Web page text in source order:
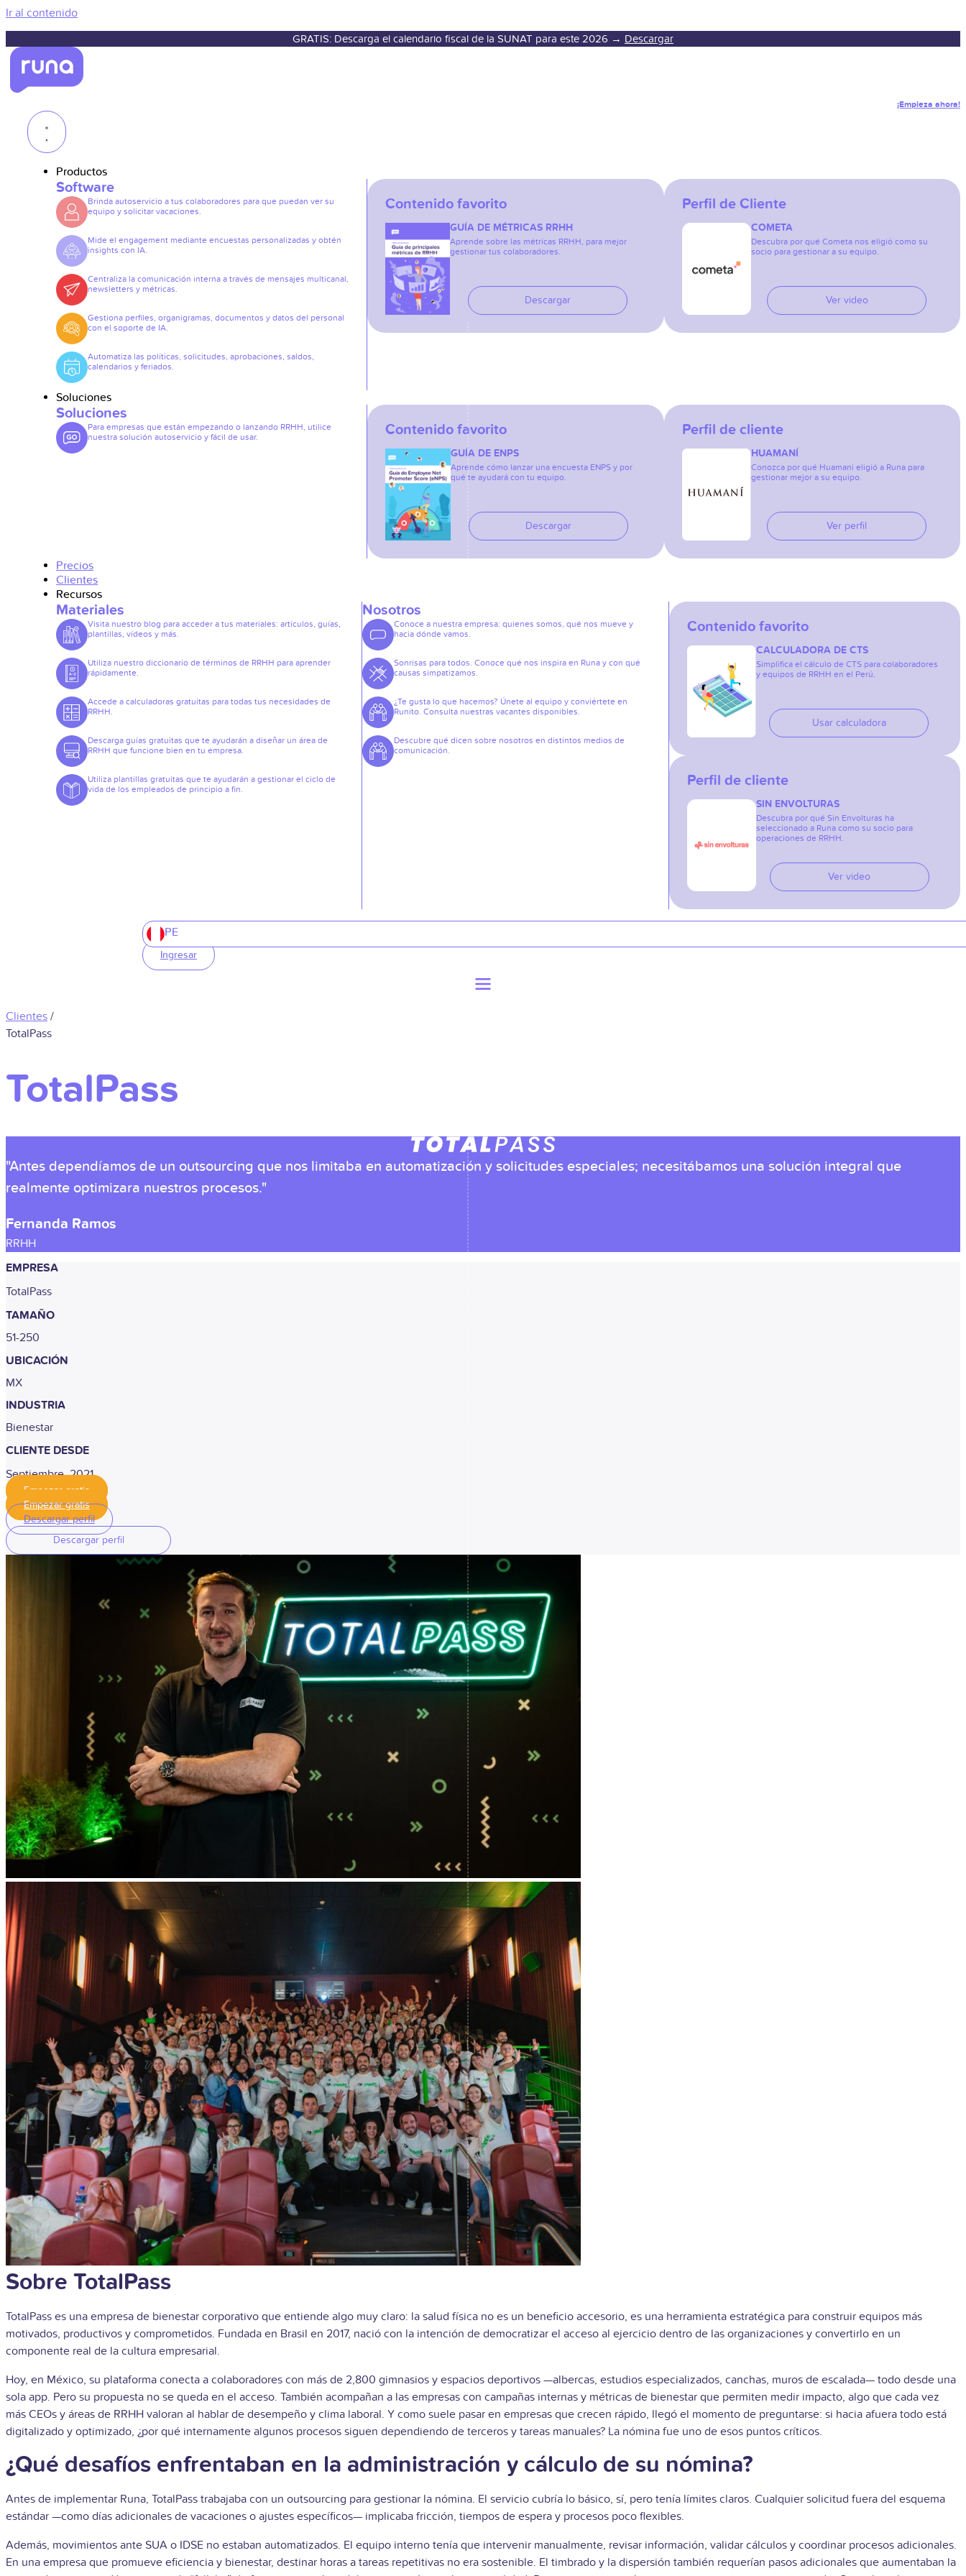
Ir al contenido
GRATIS: Descarga el calendario fiscal de la SUNAT para este 2026 → Descargar
¡Empieza ahora!
Productos
Software
Brinda autoservicio a tus colaboradores para que puedan ver su
equipo y solicitar vacaciones.
Mide el engagement mediante encuestas personalizadas y obtén
insights con IA.
Centraliza la comunicación interna a través de mensajes multicanal,
newsletters y métricas.
Gestiona perfiles, organigramas, documentos y datos del personal
con el soporte de IA.
Automatiza las políticas, solicitudes, aprobaciones, saldos,
calendarios y feriados.
Contenido favorito
GUÍA DE MÉTRICAS RRHH
Aprende sobre las métricas RRHH, para mejor
gestionar tus colaboradores.
Descargar
Perfil de Cliente
COMETA
Descubra por qué Cometa nos eligió como su
socio para gestionar a su equipo.
Ver video
Soluciones
Soluciones
Para empresas que están empezando o lanzando RRHH, utilice
nuestra solución autoservicio y fácil de usar.
Contenido favorito
GUÍA DE ENPS
Aprende cómo lanzar una encuesta ENPS y por
qué te ayudará con tu equipo.
Descargar
Perfil de cliente
HUAMANÍ
Conozca por qué Huamani eligió a Runa para
gestionar mejor a su equipo.
Ver perfil
Precios
Clientes
Recursos
Materiales
Visita nuestro blog para acceder a tus materiales: artículos, guías,
plantillas, vídeos y más.
Utiliza nuestro diccionario de términos de RRHH para aprender
rápidamente.
Accede a calculadoras gratuitas para todas tus necesidades de
RRHH.
Descarga guías gratuitas que te ayudarán a diseñar un área de
RRHH que funcione bien en tu empresa.
Utiliza plantillas gratuitas que te ayudarán a gestionar el ciclo de
vida de los empleados de principio a fin.
Nosotros
Conoce a nuestra empresa: quienes somos, qué nos mueve y
hacia dónde vamos.
Sonrisas para todos. Conoce qué nos inspira en Runa y con qué
causas simpatizamos.
¿Te gusta lo que hacemos? Únete al equipo y conviértete en
Runito. Consulta nuestras vacantes disponibles.
Descubre qué dicen sobre nosotros en distintos medios de
comunicación.
Contenido favorito
CALCULADORA DE CTS
Simplifica el cálculo de CTS para colaboradores
y equipos de RRHH en el Perú.
Usar calculadora
Perfil de cliente
SIN ENVOLTURAS
Descubra por qué Sin Envolturas ha
seleccionado a Runa como su socio para
operaciones de RRHH.
Ver video
PE
Ingresar
Clientes /
TotalPass
TotalPass
"Antes dependíamos de un outsourcing que nos limitaba en automatización y solicitudes especiales; necesitábamos una solución integral que
realmente optimizara nuestros procesos."
Fernanda Ramos
RRHH
EMPRESA
TotalPass
TAMAÑO
51-250
UBICACIÓN
MX
INDUSTRIA
Bienestar
CLIENTE DESDE
Septiembre, 2021
Empezar gratis
Empezar gratis
Descargar perfil
Descargar perfil
Sobre TotalPass
TotalPass es una empresa de bienestar corporativo que entiende algo muy claro: la salud física no es un beneficio accesorio, es una herramienta estratégica para construir equipos más
motivados, productivos y comprometidos. Fundada en Brasil en 2017, nació con la intención de democratizar el acceso al ejercicio dentro de las organizaciones y convertirlo en un
componente real de la cultura empresarial.
Hoy, en México, su plataforma conecta a colaboradores con más de 2,800 gimnasios y espacios deportivos —albercas, estudios especializados, canchas, muros de escalada— todo desde una
sola app. Pero su propuesta no se queda en el acceso. También acompañan a las empresas con campañas internas y métricas de bienestar que permiten medir impacto, algo que cada vez
más CEOs y áreas de RRHH valoran al hablar de desempeño y clima laboral. Y como suele pasar en empresas que crecen rápido, llegó el momento de preguntarse: si hacia afuera todo está
digitalizado y optimizado, ¿por qué internamente algunos procesos siguen dependiendo de terceros y tareas manuales? La nómina fue uno de esos puntos críticos.
¿Qué desafíos enfrentaban en la administración y cálculo de su nómina?
Antes de implementar Runa, TotalPass trabajaba con un outsourcing para gestionar la nómina. El servicio cubría lo básico, sí, pero tenía límites claros. Cualquier solicitud fuera del esquema
estándar —como días adicionales de vacaciones o ajustes específicos— implicaba fricción, tiempos de espera y procesos poco flexibles.
Además, movimientos ante SUA o IDSE no estaban automatizados. El equipo interno tenía que intervenir manualmente, revisar información, validar cálculos y coordinar procesos adicionales.
En una empresa que promueve eficiencia y bienestar, destinar horas a tareas repetitivas no era sostenible. El timbrado y la dispersión también requerían pasos adicionales que aumentaban la